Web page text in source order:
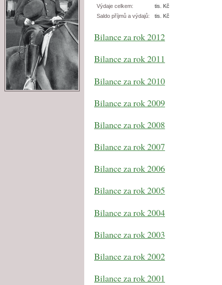
Výdaje celkem:
tis. Kč
Saldo příjmů a výdajů:
tis. Kč
Bilance za rok 2012
Bilance za rok 2011
Bilance za rok 2010
Bilance za rok 2009
Bilance za rok 2008
Bilance za rok 2007
Bilance za rok 2006
Bilance za rok 2005
Bilance za rok 2004
Bilance za rok 2003
Bilance za rok 2002
Bilance za rok 2001